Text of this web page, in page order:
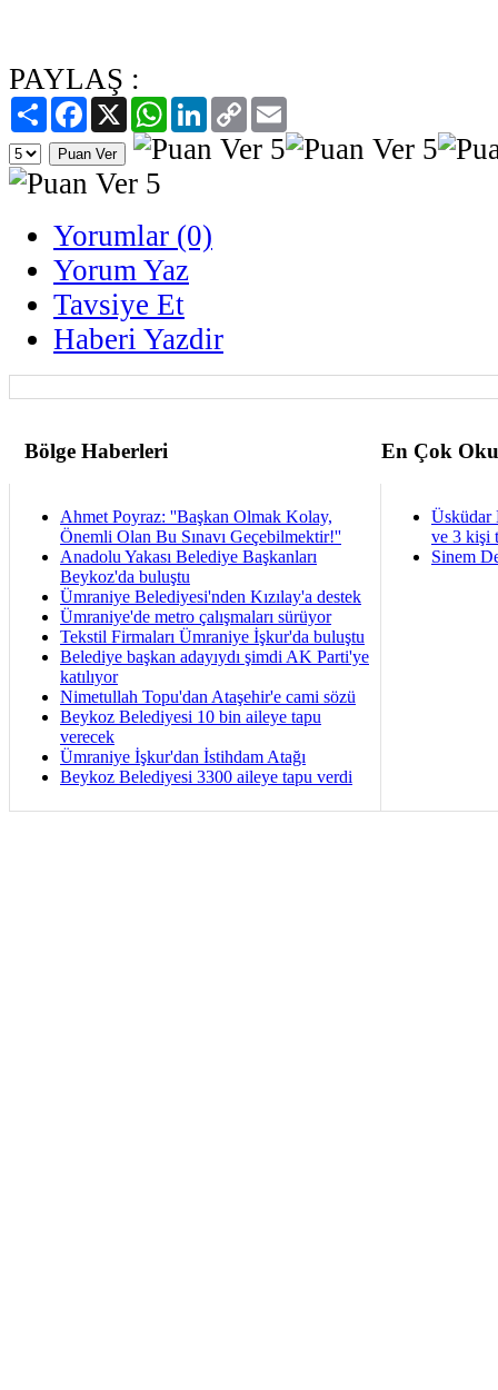
PAYLAŞ :
PaylaşFacebook
X WhatsAppLinkedIn
Copy
Link
Yorumlar (0)
Yorum Yaz
Tavsiye Et
Haberi Yazdir
Bölge Haberleri En Çok
Ahmet Poyraz: ''Başkan Olmak Kolay,
Önemli Olan Bu Sınavı Geçebilmektir!''
Anadolu Yakası Belediye Başkanları
Beykoz'da buluştu
Ümraniye Belediyesi'nden Kızılay'a destek
Ümraniye'de metro çalışmaları sürüyor
Tekstil Firmaları Ümraniye İşkur'da buluştu
Belediye başkan adayıydı şimdi AK Parti'ye
katılıyor
Nimetullah Topu'dan Ataşehir'e cami sözü
Beykoz Belediyesi 10 bin aileye tapu
verecek
Ümraniye İşkur'dan İstihdam Atağı
Beykoz Belediyesi 3300 aileye tapu verdi
Üsküdar
ve 3 kişi
Sinem